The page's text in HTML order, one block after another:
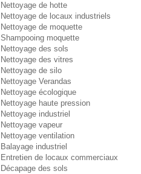
Nettoyage de hotte
Nettoyage de locaux industriels
Nettoyage de moquette
Shampooing moquette
Nettoyage des sols
Nettoyage des vitres
Nettoyage de silo
Nettoyage Verandas
Nettoyage écologique
Nettoyage haute pression
Nettoyage industriel
Nettoyage vapeur
Nettoyage ventilation
Balayage industriel
Entretien de locaux commerciaux
Décapage des sols